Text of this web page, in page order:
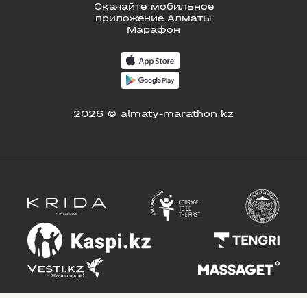
Скачайте мобильное
приложение Алматы
Марафон
2026 © almaty-marathon.kz